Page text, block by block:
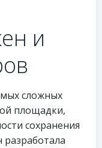
и
сложных
площадки,
сохранения